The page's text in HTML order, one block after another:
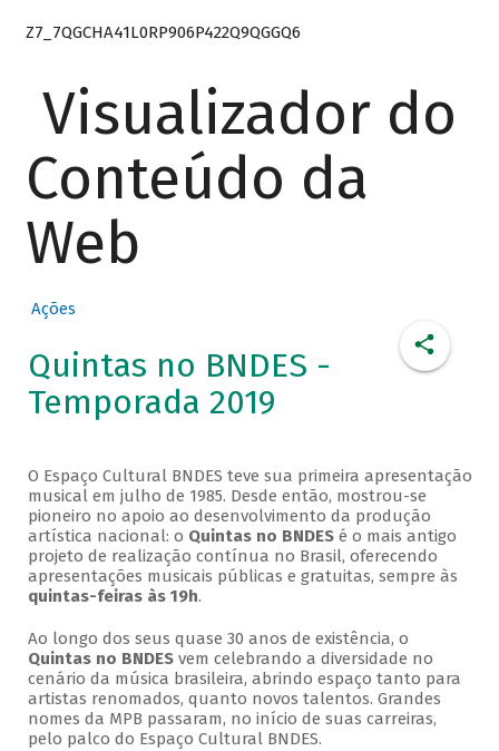
Z7_7QGCHA41L0RP906P422Q9QGGQ6
Visualizador do
Conteúdo da
Web
Ações
Quintas no BNDES -
Temporada 2019
O Espaço Cultural BNDES teve sua primeira apresentação
musical em julho de 1985. Desde então, mostrou-se
pioneiro no apoio ao desenvolvimento da produção
artística nacional: o Quintas no BNDESé o mais antigo
projeto de realização contínua no Brasil, oferecendo
apresentações musicais públicas e gratuitas, sempre às
quintas-feiras às 19h.
Ao longo dos seus quase 30 anos de existência, o
Quintas no BNDESvem celebrando a diversidade no
cenário da música brasileira, abrindo espaço tanto para
artistas renomados, quanto novos talentos. Grandes
nomes da MPB passaram, no início de suas carreiras,
pelo palco do Espaço Cultural BNDES.